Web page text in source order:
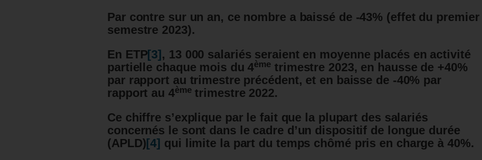
Par contre sur un an, ce nombre a baissé de -43% (effet du premier
semestre 2023).
En ETP[3] , 13 000 salariés seraient en moyenne placés en activité
partielle chaque mois du 4ème trimestre 2023, en hausse de +40%
par rapport au trimestre précédent, et en baisse de -40% par
rapport au 4èmetrimestre 2022.
Ce chiffre s’explique par le fait que la plupart des salariés
concernés le sont dans le cadre d’un dispositif de longue durée
(APLD)[4] qui limite la part du temps chômé pris en charge à 40%.